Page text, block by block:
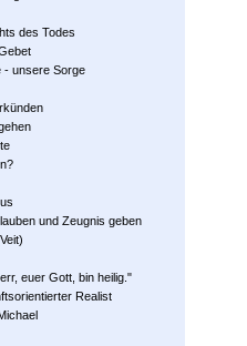
des Todes
- unsere Sorge
und Zeugnis geben
euer Gott, bin heilig."
Realist